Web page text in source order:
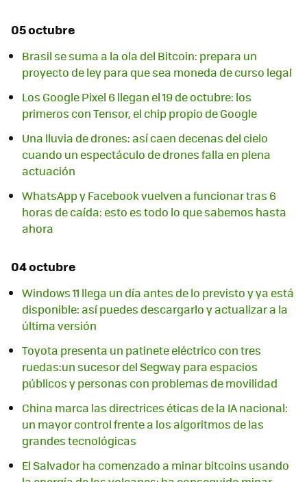
05 octubre
Brasil se suma a la ola del Bitcoin: prepara un
proyecto de ley para que sea moneda de curso legal
Los Google Pixel 6 llegan el 19 de octubre: los
primeros con Tensor, el chip propio de Google
Una lluvia de drones: así caen decenas del cielo
cuando un espectáculo de drones falla en plena
actuación
WhatsApp y Facebook vuelven a funcionar tras 6
horas de caída: esto es todo lo que sabemos hasta
ahora
04 octubre
Windows 11 llega un día antes de lo previsto y ya está
disponible: así puedes descargarlo y actualizar a la
última versión
Toyota presenta un patinete eléctrico con tres
ruedas:un sucesor del Segway para espacios
públicos y personas con problemas de movilidad
China marca las directrices éticas de la IA nacional:
un mayor control frente a los algoritmos de las
grandes tecnológicas
El Salvador ha comenzado a minar bitcoins usando